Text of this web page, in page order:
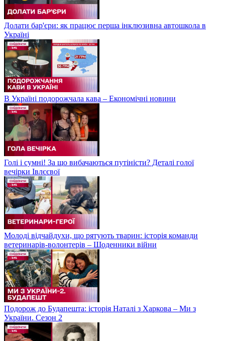
Долати бар'єри: як працює перша інклюзивна автошкола в
Україні
В Україні подорожчала кава – Економічні новини
Голі і сумні! За що вибачаються путіністи? Деталі голої
вечірки Івлєєвої
Молоді відчайдухи, що рятують тварин: історія команди
ветеринарів-волонтерів – Щоденники війни
Подорож до Будапешта: історія Наталі з Харкова – Ми з
України. Сезон 2